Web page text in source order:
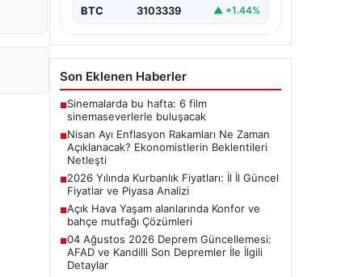
başladı.…
BTC 3103339 ▲ +1.44%
Son Eklenen Haberler
■Sinemalarda bu hafta: 6 film
sinemaseverlerle buluşacak
■Nisan Ayı Enflasyon Rakamları Ne Zaman
Açıklanacak? Ekonomistlerin Beklentileri
Netleşti
■2026 Yılında Kurbanlık Fiyatları: İl İl Güncel
Fiyatlar ve Piyasa Analizi
■Açık Hava Yaşam alanlarında Konfor ve
bahçe mutfağı Çözümleri
■04 Ağustos 2026 Deprem Güncellemesi:
AFAD ve Kandilli Son Depremler İle İlgili
Detaylar